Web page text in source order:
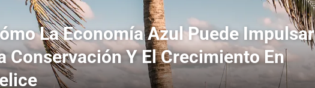
La Economía Azul Puede Impulsar
Conservación Y El Crecimiento En